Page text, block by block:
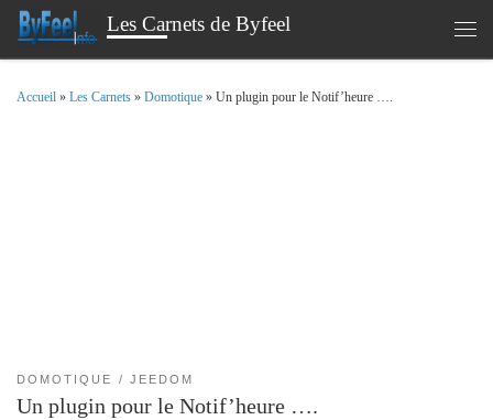
Passer au contenuLes Carnets de Byfeel
Accueil » Les Carnets » Domotique » Un plugin pour le Notif’heure ….
DOMOTIQUE JEEDOM
Un plugin pour le Notif’heure ….